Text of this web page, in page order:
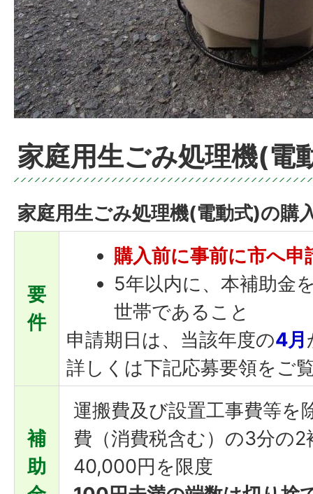
家庭用生ごみ処理機(電
家庭用生ごみ処理機(電動式)の購
要
件
購入前に事前に市へ申
5年以内に、本補助金
世帯であること
申請期日は、当該年度の4月
詳しくは下記応募要領をご
補
助
運搬費及び設置工事費等を
費（消費税含む）の3分の2
40,000円を限度